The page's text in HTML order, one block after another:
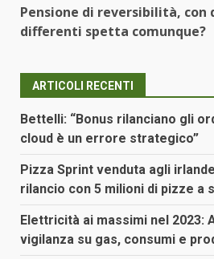
Pensione di reversibilità, con
differenti spetta comunque?
ARTICOLI RECENTI
Bettelli: “Bonus rilanciano gli
cloud è un errore strategico”
Pizza Sprint venduta agli
rilancio con 5 milioni di pizze a
Elettricità ai massimi nel 2023:
vigilanza su gas, consumi e